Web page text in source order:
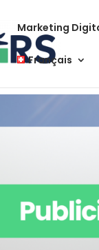
Marketing
Français